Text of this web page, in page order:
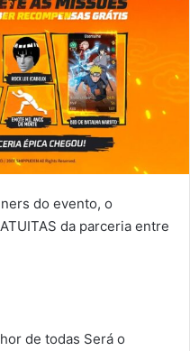
do evento, o
da parceria entre
de todas Será o